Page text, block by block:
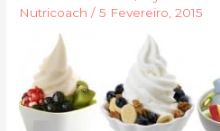
Nutricoach/5 Fevereiro, 2015